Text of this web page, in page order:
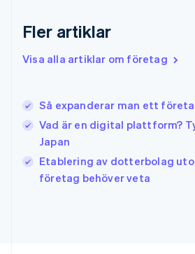
Fler artiklar
Visa alla artiklar om företag
Så expanderar man ett
Vad är en digital plattform?
Japan
Etablering av dotterbolag
företag behöver veta
简体中文
Indien
Irland
ItalianoEnglish
Japan
日本語
Kanada
EnglishFrançais
Kroatien